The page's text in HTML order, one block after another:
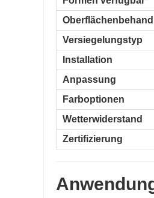
Versiegelungstyp
Installation
Anpassung
Farboptionen
Wetterwiderstand
Zertifizierung